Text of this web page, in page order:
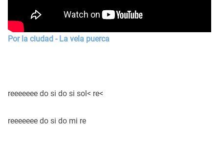
Por la ciudad - La vela puerca
reeeeeee do si do si sol< re<
reeeeeee do si do mi re